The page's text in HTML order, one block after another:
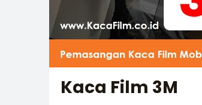
Kaca Film 3M